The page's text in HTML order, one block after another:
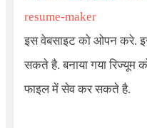
resume-maker
इस वेबसाइट को ओपन करे.
सकते है. बनाया गया रिज्यूम
फाइल में सेव कर सकते है.